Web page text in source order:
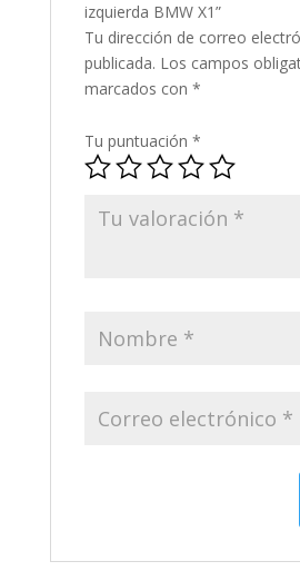
izquierda BMW X1”
Tu dirección de correo
publicada. Los campos
marcados con *
Tu puntuación *